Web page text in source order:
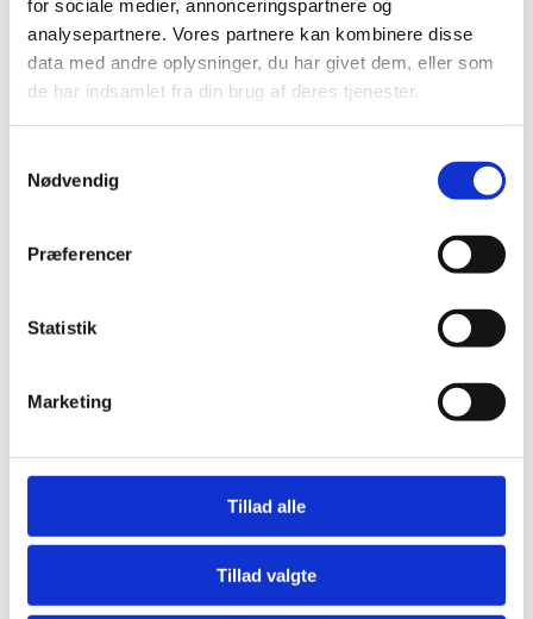
for sociale medier, annonceringspartnere og
analysepartnere. Vores partnere kan kombinere disse
data med andre oplysninger, du har givet dem, eller som
de har indsamlet fra din brug af deres tjenester.
Nødvendig
Præferencer
Statistik
Marketing
Tillad alle
Tillad valgte
Modtag nyheder på mail når vi har nye varer eller konkurrencer.